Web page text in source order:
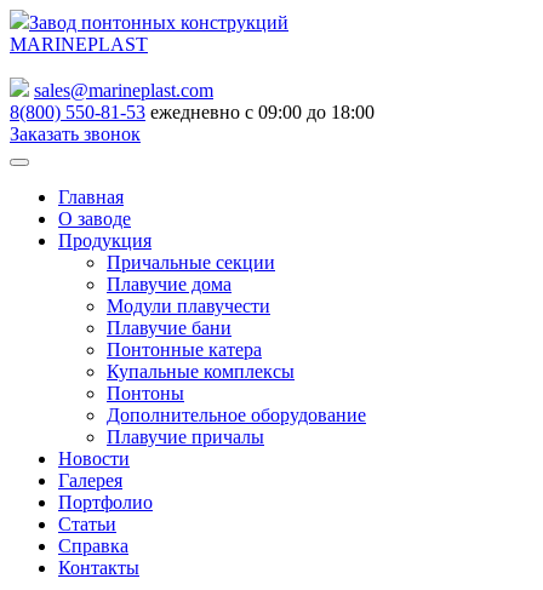
Завод понтонных конструкций
MARINEPLAST
sales@marineplast.com
8(800) 550-81-53 ежедневно с 09:00 до 18:00
Заказать звонок
Главная
О заводе
Продукция
Причальные секции
Плавучие дома
Модули плавучести
Плавучие бани
Понтонные катера
Купальные комплексы
Понтоны
Дополнительное оборудование
Плавучие причалы
Новости
Галерея
Портфолио
Статьи
Справка
Контакты